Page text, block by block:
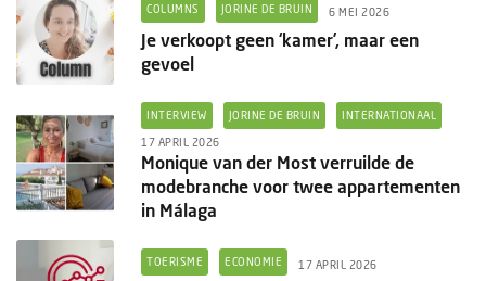
COLUMNS JORINE DE BRUIN 6 MEI 2026
Je verkoopt geen ‘kamer’, maar een
gevoel
INTERVIEW JORINE DE BRUIN INTERNATIONAAL
17 APRIL 2026
Monique van der Most verruilde de
modebranche voor twee appartementen
in Málaga
TOERISME ECONOMIE 17 APRIL 2026